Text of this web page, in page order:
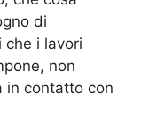
di
che i lavori
non
in contatto con